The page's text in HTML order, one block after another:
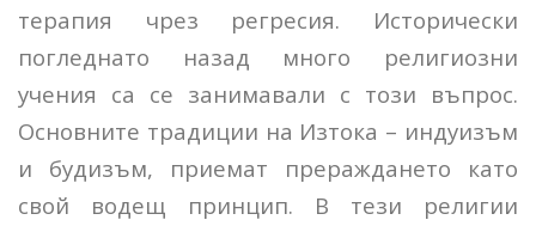
терапия чрез регресия. Исторически
погледнато назад много религиозни
учения са се занимавали с този въпрос.
Основните традиции на Изтока – индуизъм
и будизъм, приемат прераждането като
свой водещ принцип. В тези религии